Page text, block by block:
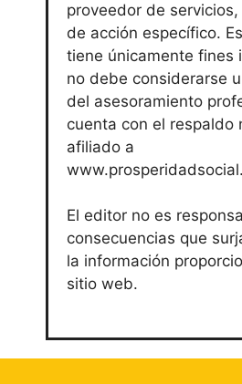
proveedor de
de acción específico.
tiene únicamente fines
no debe considerarse
del asesoramiento
cuenta con el respaldo
afiliado a
El editor no es
consecuencias que
la información
sitio web.